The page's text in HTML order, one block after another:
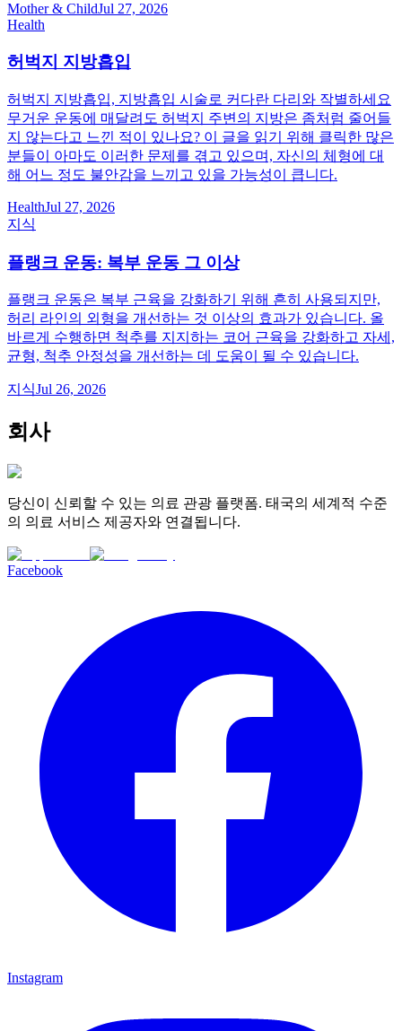
Mother & ChildJul 27, 2026
Health
허벅지 지방흡입
허벅지 지방흡입, 지방흡입 시술로 커다란 다리와 작별하세요
무거운 운동에 매달려도 허벅지 주변의 지방은 좀처럼 줄어들
지 않는다고 느낀 적이 있나요? 이 글을 읽기 위해 클릭한 많은
분들이 아마도 이러한 문제를 겪고 있으며, 자신의 체형에 대
해 어느 정도 불안감을 느끼고 있을 가능성이 큽니다.
HealthJul 27, 2026
지식
플랭크 운동: 복부 운동 그 이상
플랭크 운동은 복부 근육을 강화하기 위해 흔히 사용되지만,
허리 라인의 외형을 개선하는 것 이상의 효과가 있습니다. 올
바르게 수행하면 척추를 지지하는 코어 근육을 강화하고 자세,
균형, 척추 안정성을 개선하는 데 도움이 될 수 있습니다.
지식Jul 26, 2026
회사
당신이 신뢰할 수 있는 의료 관광 플랫폼. 태국의 세계적 수준
의 의료 서비스 제공자와 연결됩니다.
Facebook
Instagram